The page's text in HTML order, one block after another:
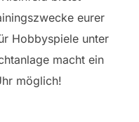
eurer
Hobbyspiele unter
macht ein
möglich!